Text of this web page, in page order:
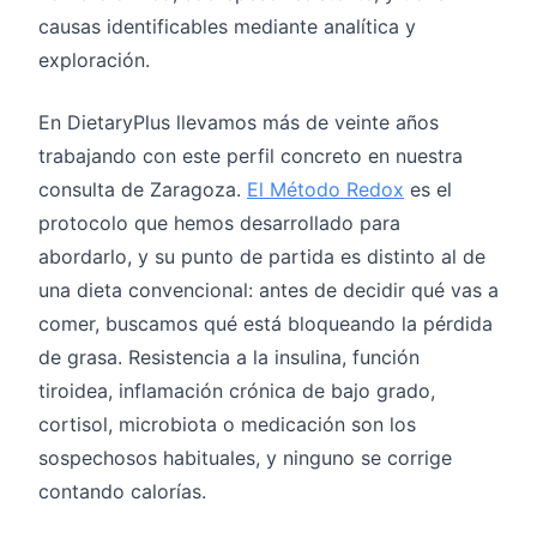
causas identificables mediante analítica y
exploración.
En DietaryPlus llevamos más de veinte años
trabajando con este perfil concreto en nuestra
consulta de Zaragoza. El Método Redox es el
protocolo que hemos desarrollado para
abordarlo, y su punto de partida es distinto al de
una dieta convencional: antes de decidir qué vas a
comer, buscamos qué está bloqueando la pérdida
de grasa. Resistencia a la insulina, función
tiroidea, inflamación crónica de bajo grado,
cortisol, microbiota o medicación son los
sospechosos habituales, y ninguno se corrige
contando calorías.